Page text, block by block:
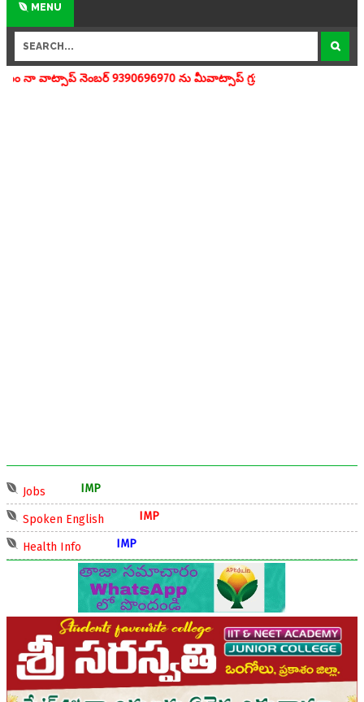
MENU
9390696970 ను మీవాట్సాప్ గ్రూపులో add చేయగలరు www.apedu.in.
Jobs
Spoken English
Health Info